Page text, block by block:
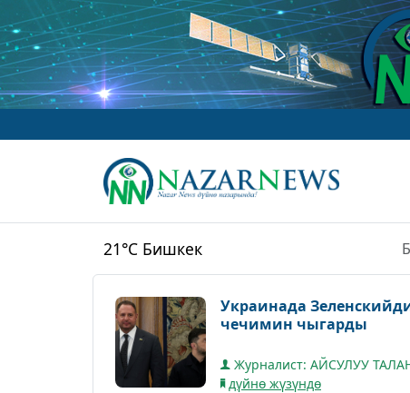
21°C Бишкек
Украинада
чечимин чыгарды
Журналист: АЙСУЛУУ
дүйнө жүзүндө